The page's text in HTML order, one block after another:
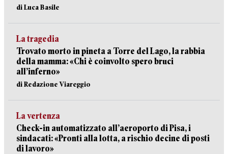
di Luca Basile
La tragedia
Trovato morto in pineta a Torre del Lago, la rabbia
della mamma: «Chi è coinvolto spero bruci
all’inferno»
di Redazione Viareggio
La vertenza
Check-in automatizzato all’aeroporto di Pisa, i
sindacati: «Pronti alla lotta, a rischio decine di posti
di lavoro»